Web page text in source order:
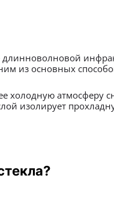
из основных
холодную
изолирует